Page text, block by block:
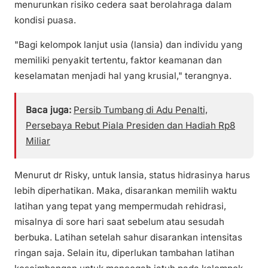
menurunkan risiko cedera saat berolahraga dalam
kondisi puasa.
"Bagi kelompok lanjut usia (lansia) dan individu yang
memiliki penyakit tertentu, faktor keamanan dan
keselamatan menjadi hal yang krusial," terangnya.
Baca juga: Persib Tumbang di Adu Penalti,
Persebaya Rebut Piala Presiden dan Hadiah Rp8
Miliar
Menurut dr Risky, untuk lansia, status hidrasinya harus
lebih diperhatikan. Maka, disarankan memilih waktu
latihan yang tepat yang mempermudah rehidrasi,
misalnya di sore hari saat sebelum atau sesudah
berbuka. Latihan setelah sahur disarankan intensitas
ringan saja. Selain itu, diperlukan tambahan latihan